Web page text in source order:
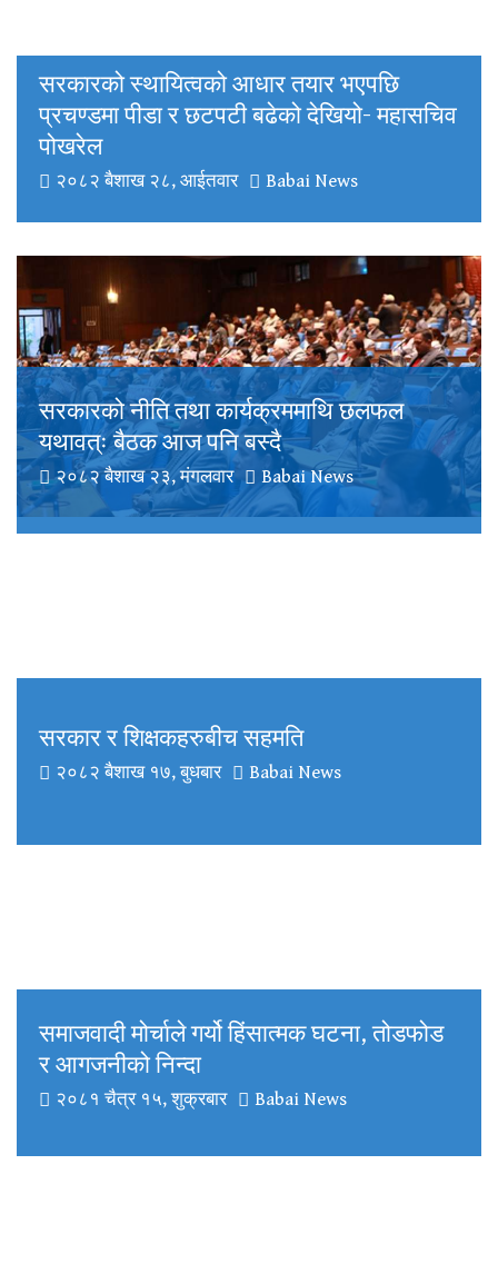
सरकारको स्थायित्वको आधार तयार भएपछि
प्रचण्डमा पीडा र छटपटी बढेको देखियो- महासचिव
पोखरेल
२०८२ बैशाख २८, आईतवार Babai News
सरकारको नीति तथा कार्यक्रममाथि छलफल
यथावत्ः बैठक आज पनि बस्दै
२०८२ बैशाख २३, मंगलवार Babai News
सरकार र शिक्षकहरुबीच सहमति
२०८२ बैशाख १७, बुधबार Babai News
समाजवादी मोर्चाले गर्यो हिंसात्मक घटना, तोडफोड
र आगजनीको निन्दा
२०८१ चैत्र १५, शुक्रबार Babai News